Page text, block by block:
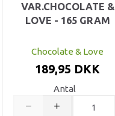
VAR.CHOCOLATE &
LOVE - 165 GRAM
Chocolate & Love
189,95 DKK
Antal